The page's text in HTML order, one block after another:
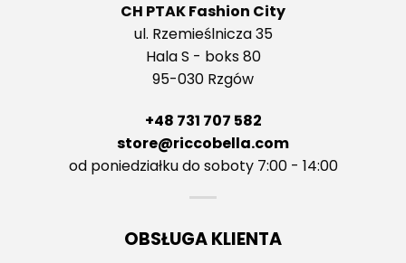
CH PTAK Fashion City
ul. Rzemieślnicza 35
Hala S - boks 80
95-030 Rzgów
+48 731 707 582
store@riccobella.com
od poniedziałku do soboty 7:00 - 14:00
OBSŁUGA KLIENTA